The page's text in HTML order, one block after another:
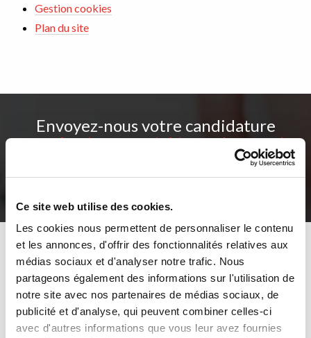
Ce site web utilise des cookies.
Les cookies nous permettent de personnaliser le contenu
et les annonces, d'offrir des fonctionnalités relatives aux
médias sociaux et d'analyser notre trafic. Nous
partageons également des informations sur l'utilisation de
notre site avec nos partenaires de médias sociaux, de
publicité et d'analyse, qui peuvent combiner celles-ci
avec d'autres informations que vous leur avez fournies
Gestion cookies
Plan du site
Envoyez-nous votre candidature
et profitez de notre savoir-faire pour être recruté
Déposer votre CV
L'actu Maxiplan
Meilleurs voeux pour 2021 !
09 janvier 2021